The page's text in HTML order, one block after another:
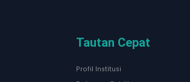
Tautan Cepat
Profil Institusi